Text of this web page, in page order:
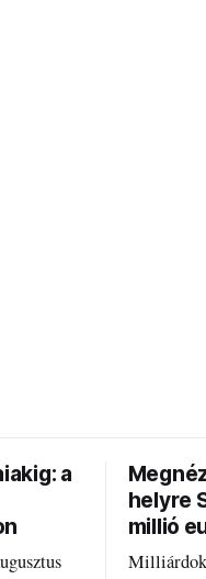
a
helyre
millió
Milliárdok